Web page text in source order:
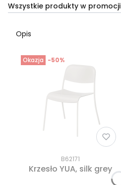
Wszystkie produkty w promocji
Opis
Okazja
B62171
Krzesło YUA, silk grey
-50%